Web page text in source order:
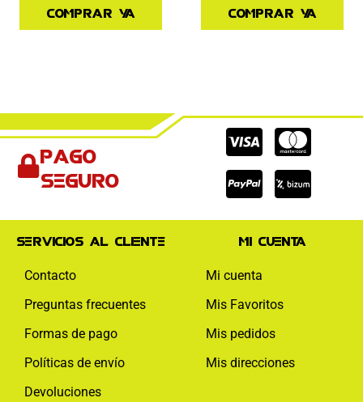
Comprar ya Comprar ya
Pago
seguro
Cc-
visa
Cc-
Cc-
paypal
Servicios al cliente
Contacto
Preguntas frecuentes
Formas de pago
Políticas de envío
Devoluciones
Mi cuenta
Mi cuenta
Mis Favoritos
Mis pedidos
Mis direcciones